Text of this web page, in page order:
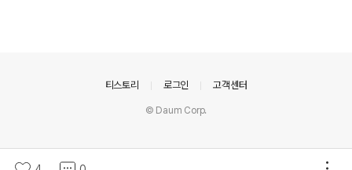
티스토리 로그인 고객센터
© Daum Corp.